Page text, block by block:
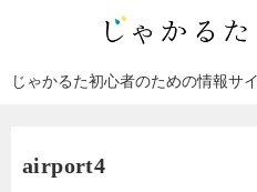
じゃかるた初心者のための情報サ
airport4